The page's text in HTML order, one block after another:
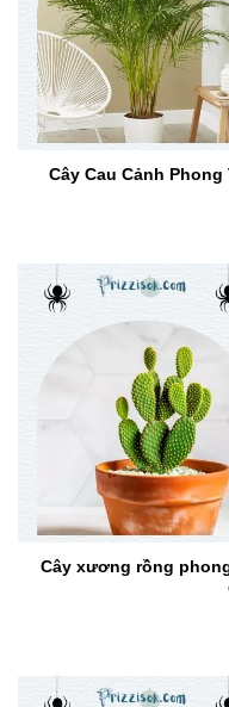
Cây Cau Cảnh
Cây xương rồng